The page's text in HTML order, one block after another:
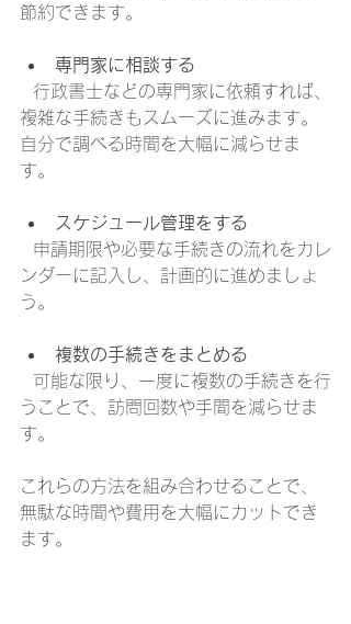
節約できます。
専門家に相談する
複雑な手続きもスムーズに進みます。
自分で調べる時間を大幅に減らせま
す。
スケジュール管理をする
ンダーに記入し、計画的に進めましょ
う。
複数の手続きをまとめる
うことで、訪問回数や手間を減らせま
す。
これらの方法を組み合わせることで、
無駄な時間や費用を大幅にカットでき
ます。